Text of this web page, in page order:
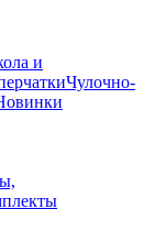
и
Чулочно-